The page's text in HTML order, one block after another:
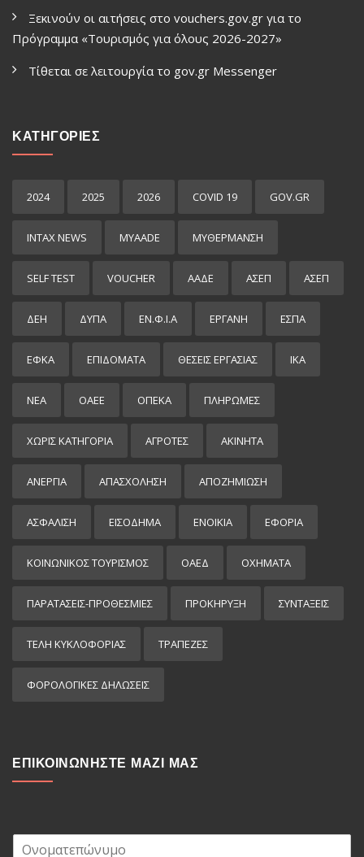
Ξεκινούν οι αιτήσεις στο vouchers.gov.gr για το
Πρόγραμμα «Τουρισμός για όλους 2026-2027»
Τίθεται σε λειτουργία το gov.gr Μessenger
ΚΑΤΗΓΟΡΙΕΣ
2024 2025 2026 COVID 19 GOV.GR
INTAX NEWS MYAADE MYΘΈΡΜΑΝΣΗ
SELF TEST VOUCHER ΑΑΔΕ ΑΣΕΠ ΑΣΕΠ
ΔΕΗ ΔΥΠΑ ΕΝ.Φ.Ι.Α ΕΡΓΑΝΗ ΕΣΠΑ
ΕΦΚΑ ΕΠΙΔΌΜΑΤΑ ΘΕΣΕΙΣ ΕΡΓΑΣΙΑΣ ΙΚΑ
ΝΕΑ ΟΑΕΕ ΟΠΕΚΑ ΠΛΗΡΩΜΕΣ
ΧΩΡΊΣ ΚΑΤΗΓΟΡΊΑ ΑΓΡΟΤΕΣ ΑΚΙΝΗΤΑ
ΑΝΕΡΓΙΑ ΑΠΑΣΧΟΛΗΣΗ ΑΠΟΖΗΜΙΩΣΗ
ΑΣΦΑΛΙΣΗ ΕΙΣΌΔΗΜΑ ΕΝΟΙΚΙΑ ΕΦΟΡΙΑ
ΚΟΙΝΩΝΙΚΟΣ ΤΟΥΡΙΣΜΟΣ ΟΑΕΔ ΟΧΗΜΑΤΑ
ΠΑΡΑΤΑΣΕΙΣ-ΠΡΟΘΕΣΜΙΕΣ ΠΡΟΚΉΡΥΞΗ ΣΥΝΤΑΞΕΙΣ
ΤΕΛΗ ΚΥΚΛΟΦΟΡΙΑΣ ΤΡΑΠΕΖΕΣ
ΦΟΡΟΛΟΓΙΚΕΣ ΔΗΛΩΣΕΙΣ
ΕΠΙΚΟΙΝΩΝΗΣΤΕ ΜΑΖΙ ΜΑΣ